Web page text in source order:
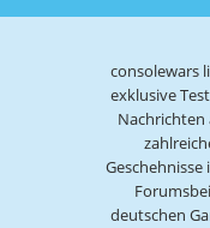
consolewars
exklusive
Nachrichten
deutschen